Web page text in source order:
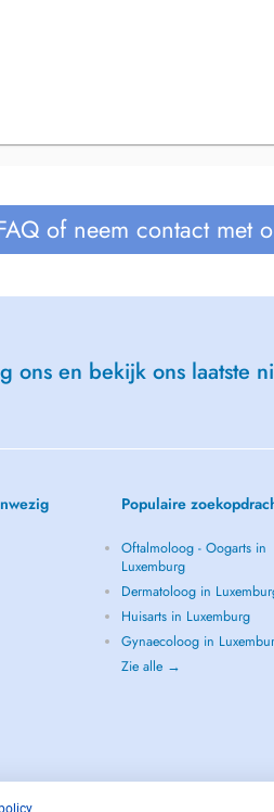
of neem contact met
ons en bekijk ons laatste
Populaire
Oftalmoloog - Oogarts in
Luxemburg
Dermatoloog in
Huisarts in Luxemburg
Gynaecoloog in
Zie alle →